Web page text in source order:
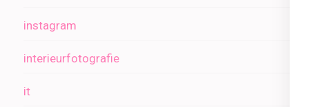
instagram
interieurfotografie
it